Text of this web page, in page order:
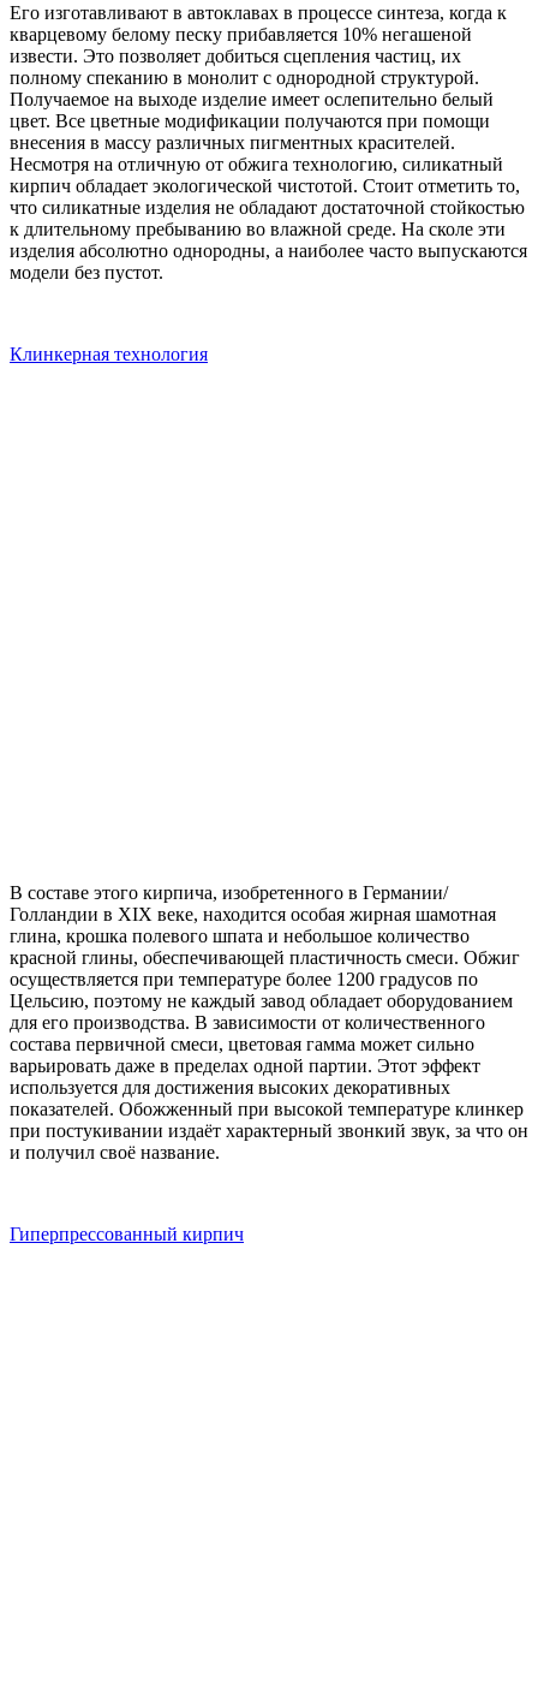
Его изготавливают в автоклавах в процессе синтеза, когда к
кварцевому белому песку прибавляется 10% негашеной
извести. Это позволяет добиться сцепления частиц, их
полному спеканию в монолит с однородной структурой.
Получаемое на выходе изделие имеет ослепительно белый
цвет. Все цветные модификации получаются при помощи
внесения в массу различных пигментных красителей.
Несмотря на отличную от обжига технологию, силикатный
кирпич обладает экологической чистотой. Стоит отметить то,
что силикатные изделия не обладают достаточной стойкостью
к длительному пребыванию во влажной среде. На сколе эти
изделия абсолютно однородны, а наиболее часто выпускаются
модели без пустот.
Клинкерная технология
В составе этого кирпича, изобретенного в Германии/
Голландии в XIX веке, находится особая жирная шамотная
глина, крошка полевого шпата и небольшое количество
красной глины, обеспечивающей пластичность смеси. Обжиг
осуществляется при температуре более 1200 градусов по
Цельсию, поэтому не каждый завод обладает оборудованием
для его производства. В зависимости от количественного
состава первичной смеси, цветовая гамма может сильно
варьировать даже в пределах одной партии. Этот эффект
используется для достижения высоких декоративных
показателей. Обожженный при высокой температуре клинкер
при постукивании издаёт характерный звонкий звук, за что он
и получил своё название.
Гиперпрессованный кирпич